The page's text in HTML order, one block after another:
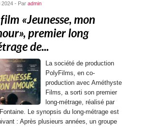
2024 - Par admin
« Jeunesse, mon
», premier long
de...
La société de production
PolyFilms, en co-
production avec Améthyste
Films, a sorti son premier
long-métrage, réalisé par
Le synopsis du long-métrage est
: Après plusieurs années, un groupe